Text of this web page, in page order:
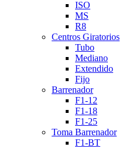
ISO
MS
R8
Centros Giratorios
Tubo
Mediano
Extendido
Fijo
Barrenador
F1-12
F1-18
F1-25
Toma Barrenador
F1-BT